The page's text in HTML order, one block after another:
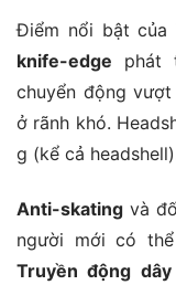
Điểm nổi bật
knife-edge phát
chuyển động
ở rãnh khó.
g (kể cả
Anti-skating và
người mới có
Truyền động